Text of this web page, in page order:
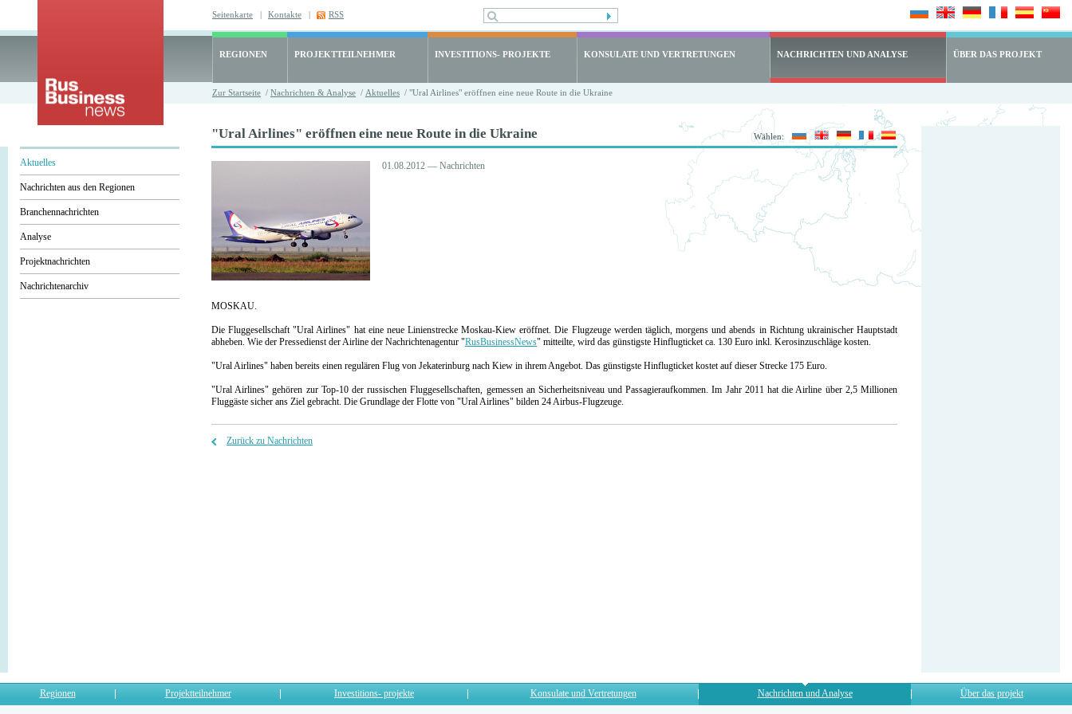
Seitenkarte | Kontakte | RSS
REGIONEN PROJEKTTEILNEHMER INVESTITIONS- PROJEKTE KONSULATE UND VERTRETUNGEN NACHRICHTEN UND ANALYSE ÜBER DAS PROJEKT
Zur Startseite / Nachrichten & Analyse / Aktuelles / "Ural Airlines" eröffnen eine neue Route in die Ukraine
Wählen:
Aktuelles
Nachrichten aus den Regionen
Branchennachrichten
Analyse
Projektnachrichten
Nachrichtenarchiv
"Ural Airlines" eröffnen eine neue Route in die Ukraine
01.08.2012 — Nachrichten
MOSKAU.
Die Fluggesellschaft "Ural Airlines" hat eine neue Linienstrecke Moskau-Kiew eröffnet. Die Flugzeuge werden täglich, morgens und abends in Richtung ukrainischer Hauptstadt
abheben. Wie der Pressedienst der Airline der Nachrichtenagentur "RusBusinessNews" mitteilte, wird das günstigste Hinflugticket ca. 130 Euro inkl. Kerosinzuschläge kosten.
"Ural Airlines" haben bereits einen regulären Flug von Jekaterinburg nach Kiew in ihrem Angebot. Das günstigste Hinflugticket kostet auf dieser Strecke 175 Euro.
"Ural Airlines" gehören zur Top-10 der russischen Fluggesellschaften, gemessen an Sicherheitsniveau und Passagieraufkommen. Im Jahr 2011 hat die Airline über 2,5 Millionen
Fluggäste sicher ans Ziel gebracht. Die Grundlage der Flotte von "Ural Airlines" bilden 24 Airbus-Flugzeuge.
Zurück zu Nachrichten
Regionen Projektteilnehmer Investitions- projekte Konsulate und Vertretungen Nachrichten und Analyse Über das projekt